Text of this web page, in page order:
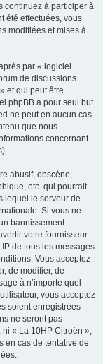
continuez à participer à
été effectuées, vous
modifiées et mises à
par « logiciel
de discussions
» et qui peut être
phpBB a pour seul but
ne peut en aucun cas
que nous
concernant
abusif, obscène,
etc. qui pourrait
lequel le serveur de
Si vous ne
bannissement
votre fournisseur
IP de tous les messages
Vous acceptez
de modifier, de
à n’importe quel
vous acceptez
soient enregistrées
ne seront pas
« La 10HP Citroën »,
en cas de tentative de